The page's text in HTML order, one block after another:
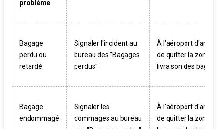
problème
Bagage
perdu ou
retardé
Signaler l'incident au
bureau des "Bagages
perdus"
À l'aéroport
de quitter la zone
livraison des
Bagage
endommagé
Signaler les
dommages au bureau
À l'aéroport
de quitter la zone